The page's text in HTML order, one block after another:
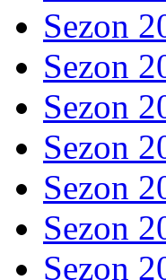
Sezon
Sezon
Sezon
Sezon
Sezon
Sezon
Sezon